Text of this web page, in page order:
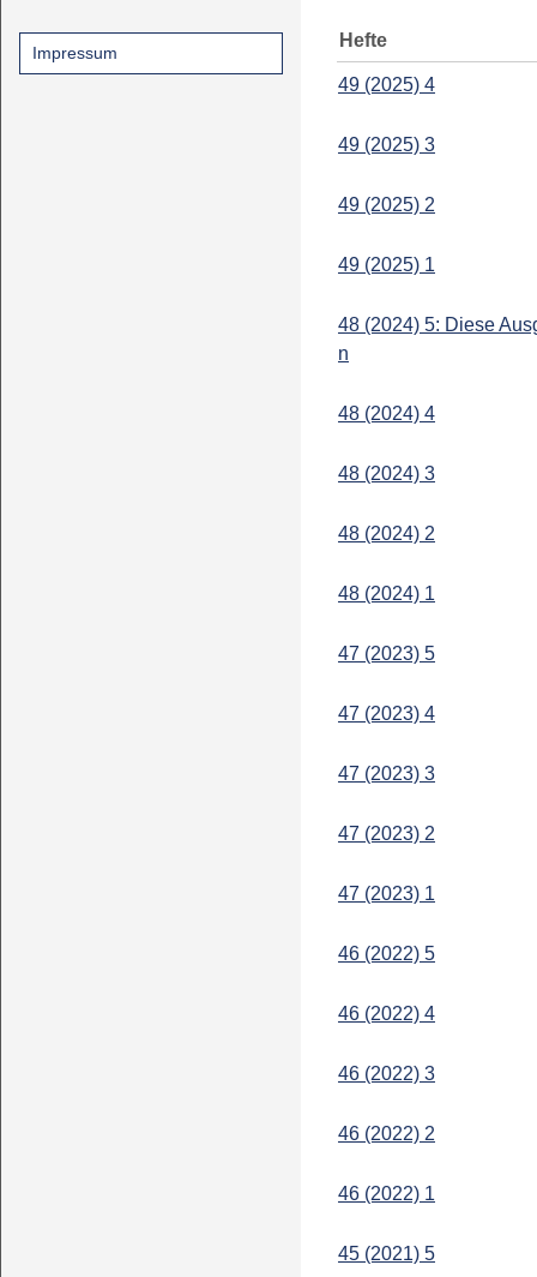
Impressum
Hefte
49 (2025) 4
49 (2025) 3
49 (2025) 2
49 (2025) 1
48 (2024) 5: Diese
n
48 (2024) 4
48 (2024) 3
48 (2024) 2
48 (2024) 1
47 (2023) 5
47 (2023) 4
47 (2023) 3
47 (2023) 2
47 (2023) 1
46 (2022) 5
46 (2022) 4
46 (2022) 3
46 (2022) 2
46 (2022) 1
45 (2021) 5